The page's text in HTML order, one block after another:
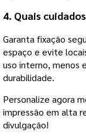
4. Quais
Garanta fixação
espaço e evite
uso interno, menos
durabilidade.
Personalize agora
impressão em alta
divulgação!